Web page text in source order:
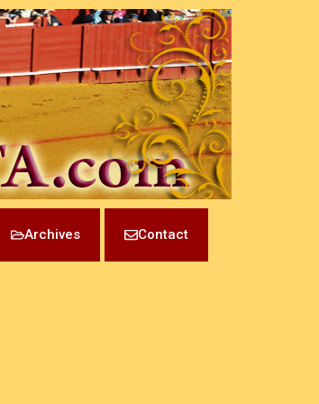
Archives Contact